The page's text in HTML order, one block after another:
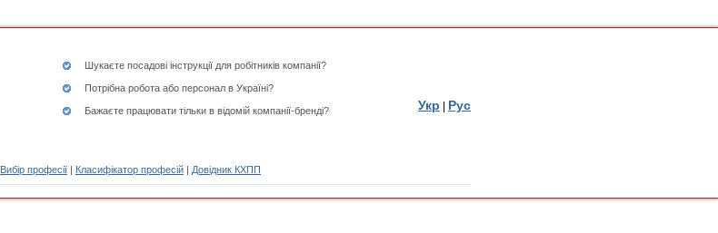
Шукаєте посадові інструкції для робітників компанії?
Потрібна робота або персонал в Україні?
Бажаєте працювати тільки в відомій компанії-бренді?
Вибір професії | Класифікатор професій | Довідник КХПП
Укр Рус